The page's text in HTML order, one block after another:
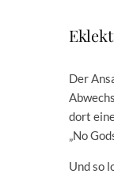
Der
dort
„No
Und so